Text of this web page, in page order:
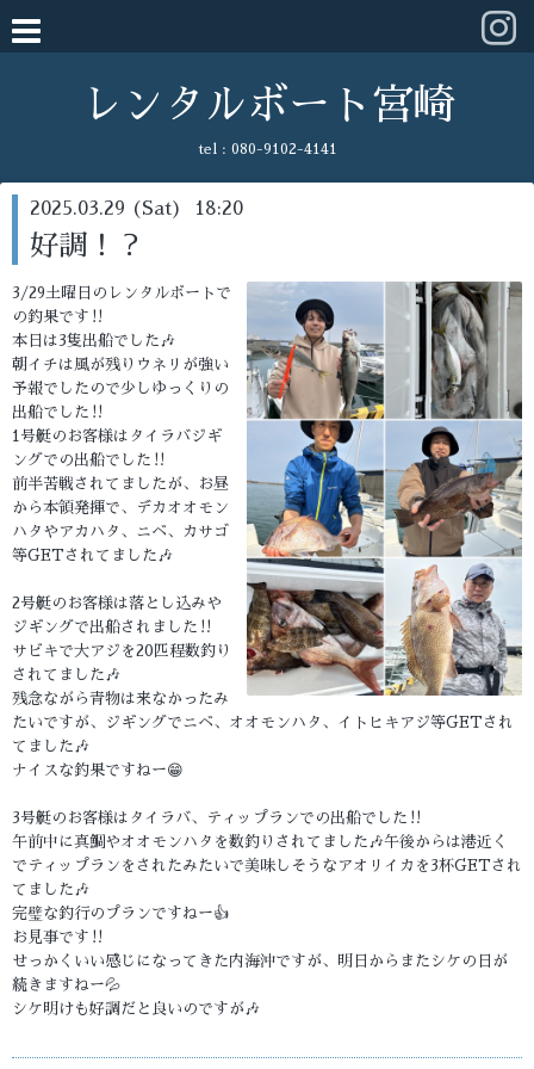
レンタルボート宮崎
tel : 080-9102-4141
2025.03.29 (Sat) 18:20
好調！？
3/29土曜日のレンタルボートで
の釣果です‼️
本日は3隻出船でした🎶
朝イチは風が残りウネリが強い
予報でしたので少しゆっくりの
出船でした‼️
1号艇のお客様はタイラバジギ
ングでの出船でした‼️
前半苦戦されてましたが、お昼
から本領発揮で、デカオオモン
ハタやアカハタ、ニベ、カサゴ
等GETされてました🎶
2号艇のお客様は落とし込みや
ジギングで出船されました‼️
サビキで大アジを20匹程数釣り
されてました🎶
残念ながら青物は来なかったみ
たいですが、ジギングでニベ、オオモンハタ、イトヒキアジ等GETされ
てました🎶
ナイスな釣果ですねー😁
3号艇のお客様はタイラバ、ティップランでの出船でした‼️
午前中に真鯛やオオモンハタを数釣りされてました🎶午後からは港近く
でティップランをされたみたいで美味しそうなアオリイカを3杯GETされ
てました🎶
完璧な釣行のプランですねー👍
お見事です‼️
せっかくいい感じになってきた内海沖ですが、明日からまたシケの日が
続きますねー💦
シケ明けも好調だと良いのですが🎶